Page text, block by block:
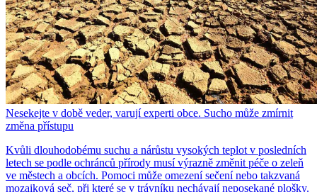
Nesekejte v době veder, varují experti obce. Sucho může zmírnit
změna přístupu
Kvůli dlouhodobému suchu a nárůstu vysokých teplot v posledních
letech se podle ochránců přírody musí výrazně změnit péče o zeleň
ve městech a obcích. Pomoci může omezení sečení nebo takzvaná
mozaiková seč, při které se v trávníku nechávají neposekané plošky.